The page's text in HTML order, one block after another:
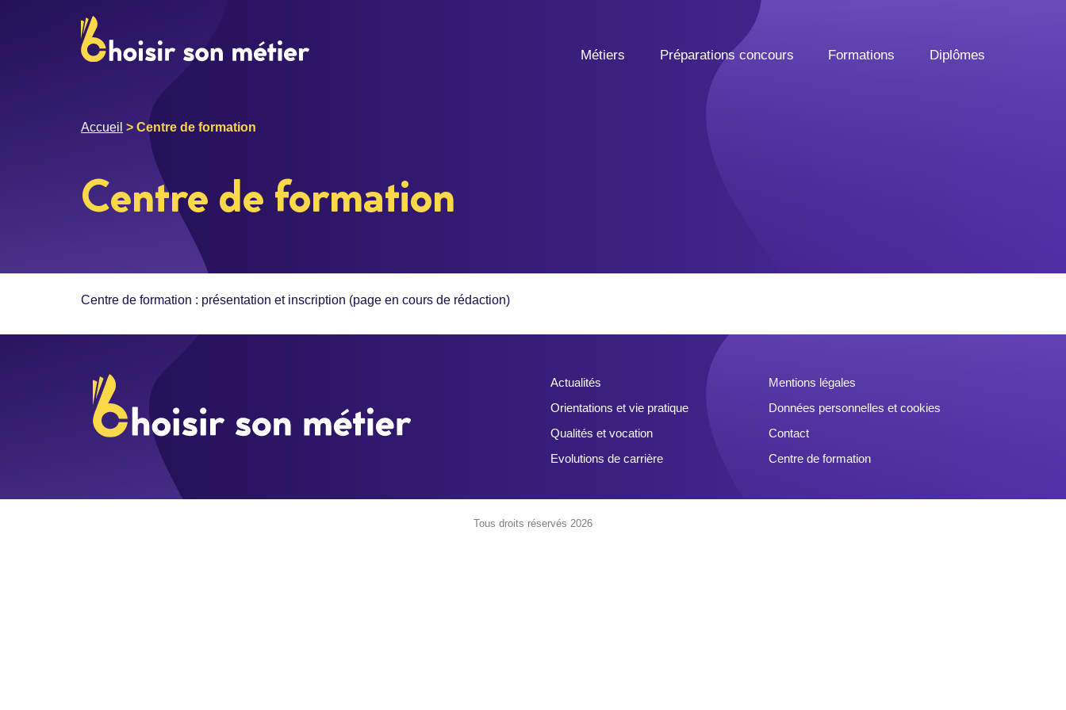
Métiers Préparations concours Formations Diplômes
Accueil > Centre de formation
Centre de formation
Centre de formation : présentation et inscription (page en cours de rédaction)
Actualités
Orientations et vie pratique
Qualités et vocation
Evolutions de carrière
Mentions légales
Données personnelles et cookies
Contact
Centre de formation
Tous droits réservés 2026